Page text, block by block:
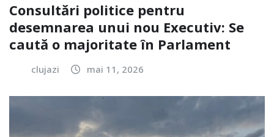
Consultări politice pentru
desemnarea unui nou Executiv: Se
caută o majoritate în Parlament
clujazi mai 11, 2026